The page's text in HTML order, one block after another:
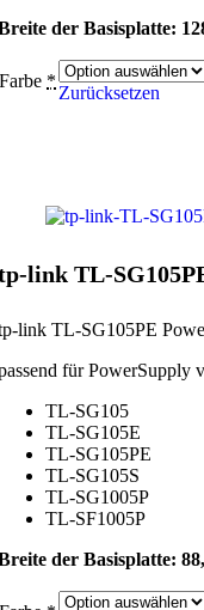
der Basisplatte:
Farbe *
Zurücksetzen
link TL-
link TL-SG105PE
für PowerSupply
TL-SG105
TL-SG105E
TL-SG105PE
TL-SG105S
TL-SG1005P
TL-SF1005P
der Basisplatte: